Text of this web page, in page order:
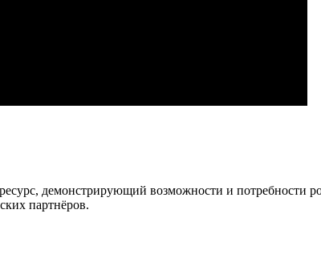
демонстрирующий возможности и потребности
партнёров.